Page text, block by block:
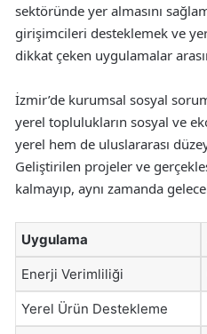
sektöründe yer almasını
girişimcileri desteklemek ve
dikkat çeken uygulamalar
İzmir’de kurumsal sosyal
yerel toplulukların sosyal ve
yerel hem de uluslararası
Geliştirilen projeler ve
kalmayıp, aynı zamanda
Uygulama
Enerji Verimliliği
Yerel Ürün Destekleme